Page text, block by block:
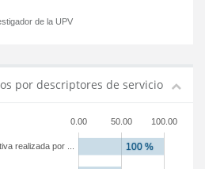
de la UPV
por descriptores de servicio
0.00 50.00 100.00
realizada por ...